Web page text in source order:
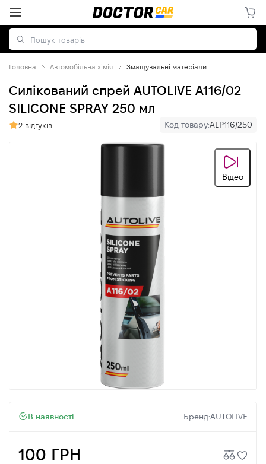
Головна Автомобільна хімія Змащувальні матеріали
Силікований спрей AUTOLIVE A116/02
SILICONE SPRAY 250 мл
2 відгуків Код товару:ALP116/250
Відео
В наявності Бренд:AUTOLIVE
100 ГРН